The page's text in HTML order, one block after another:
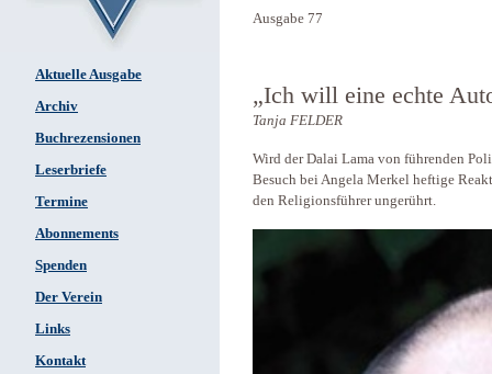
Aktuelle Ausgabe
Archiv
Buchrezensionen
Leserbriefe
Termine
Abonnements
Spenden
Der Verein
Links
Kontakt
Ausgabe 77
„Ich will eine echte
Tanja FELDER
Wird der Dalai Lama von führenden
Besuch bei Angela Merkel heftige
den Religionsführer ungerührt.